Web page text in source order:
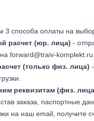
3 способа оплаты на
расчет (юр. лица) -
forward@traiv-komplekt.ru
(только физ. лица)
реквизитам (физ.
заказа, паспортные
на наш email, получите